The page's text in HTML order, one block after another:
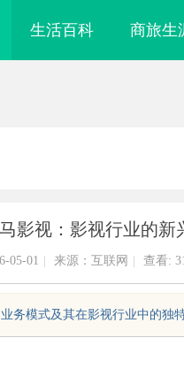
生活百科 商旅生
影视：影视行业的新
05-01 来源：互联网 查看:
务模式及其在影视行业中的独